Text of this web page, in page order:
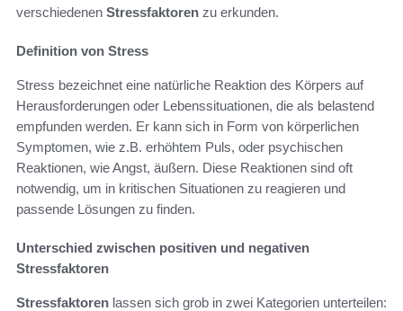
verschiedenen Stressfaktoren zu erkunden.
Definition von Stress
Stress bezeichnet eine natürliche Reaktion des Körpers auf
Herausforderungen oder Lebenssituationen, die als belastend
empfunden werden. Er kann sich in Form von körperlichen
Symptomen, wie z.B. erhöhtem Puls, oder psychischen
Reaktionen, wie Angst, äußern. Diese Reaktionen sind oft
notwendig, um in kritischen Situationen zu reagieren und
passende Lösungen zu finden.
Unterschied zwischen positiven und negativen
Stressfaktoren
Stressfaktoren lassen sich grob in zwei Kategorien unterteilen: